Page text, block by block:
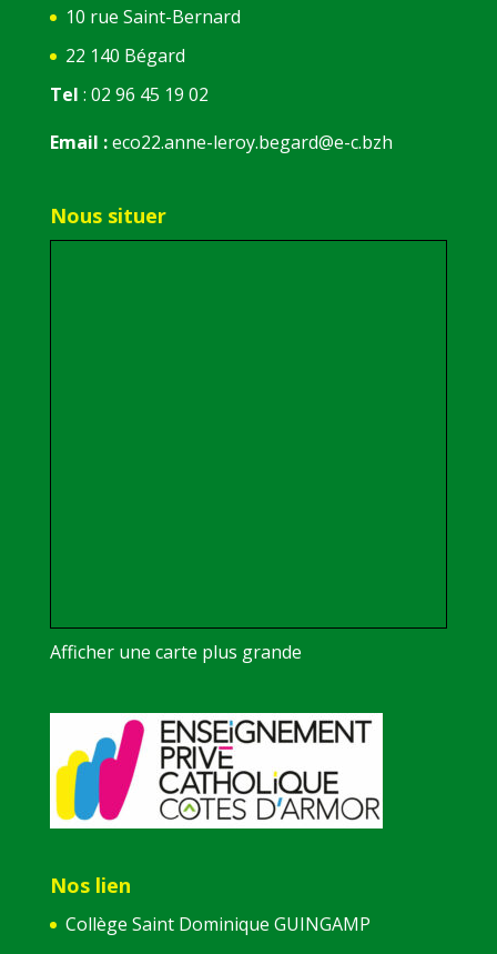
10 rue Saint-Bernard
22 140 Bégard
Tel : 02 96 45 19 02
Email :eco22.anne-leroy.begard@e-c.bzh
Nous situer
Afficher une carte plus grande
Nos lien
Collège Saint Dominique GUINGAMP